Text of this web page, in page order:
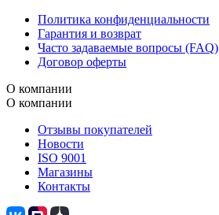
Политика конфиденциальности
Гарантия и возврат
Часто задаваемые вопросы (FAQ)
Договор оферты
О компании
О компании
Отзывы покупателей
Новости
ISO 9001
Магазины
Контакты